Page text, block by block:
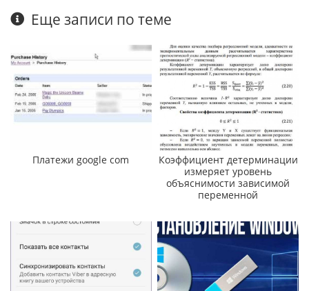
Еще записи по теме
Платежи google com
Коэффициент детерминации
измеряет уровень
объяснимости зависимой
переменной